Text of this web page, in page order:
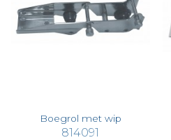
Boegrol met wip
814091